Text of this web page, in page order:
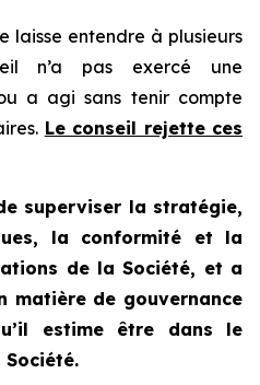
laisse entendre à plusieurs
n’a pas exercé une
a agi sans tenir compte
Le conseil rejette ces
superviser la stratégie,
la conformité et la
de la Société, et a
matière de gouvernance
estime être dans le